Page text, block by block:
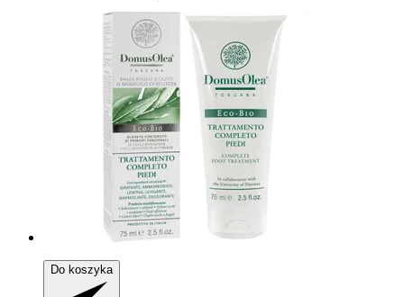
Do koszyka